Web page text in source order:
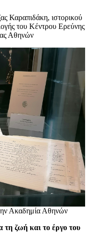
Καραπιδάκη, ιστορικού
του Κέντρου Ερεύνης
Αθηνών
Ακαδημία Αθηνών
τη ζωή και το έργο του